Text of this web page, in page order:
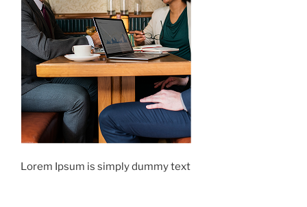
Lorem Ipsum is simply dummy text